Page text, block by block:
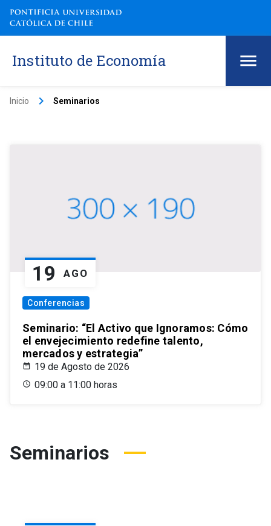
Instituto de Economía
Inicio keyboard_arrow_right Seminarios
19 AGO
Conferencias
Seminario: “El Activo que Ignoramos: Cómo
el envejecimiento redefine talento,
mercados y estrategia”
19 de Agosto de 2026
09:00 a 11:00 horas
Seminarios